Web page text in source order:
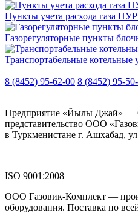
Пункты учета расхода газа
Газорегуляторные пункты
Транспортабельные
8 (8452) 95-62-00 8 (8452) 95-
Предприятие «Йылы Джай» —
представительство ООО
в Туркменистане г. Ашхабад,
ISO 9001:2008
ООО Газовик-Комплект —
оборудования. Поставка по